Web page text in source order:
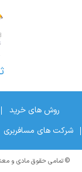
روش های خرید
شرکت های مسافربری